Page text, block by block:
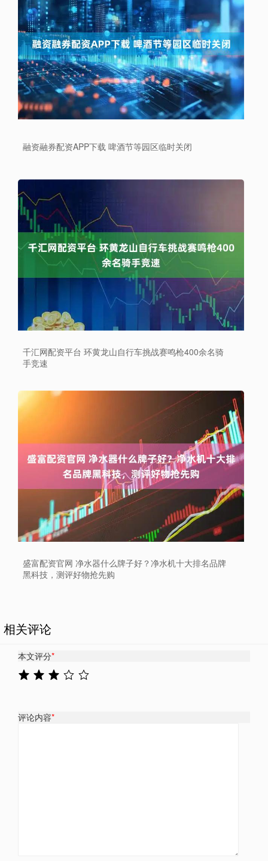
融资融券配资APP下载 啤酒节等园区临时关闭
千汇网配资平台 环黄龙山自行车挑战赛鸣枪400余名骑
手竞速
盛富配资官网 净水器什么牌子好？净水机十大排名品牌
黑科技，测评好物抢先购
相关评论
本文评分*
评论内容*